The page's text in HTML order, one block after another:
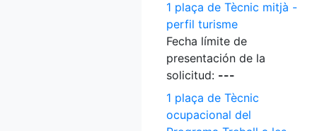
1 plaça de Tècnic mitjà -
perfil turisme
Fecha límite de
presentación de la
solicitud: ---
1 plaça de Tècnic
ocupacional del